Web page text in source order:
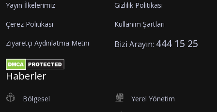
Yayın İlkelerimiz Gizlilik Politikası
Çerez Politikası Kullanım Şartları
Ziyaretçi Aydınlatma Metni Bizi Arayın: 444 15 25
Haberler
Bölgesel Yerel Yönetim